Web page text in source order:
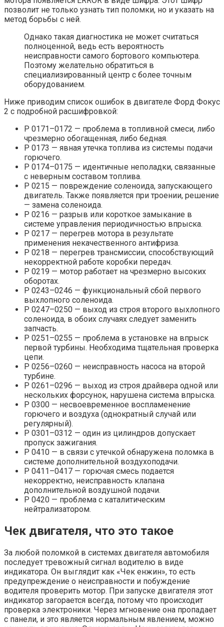
позволит не только узнать тип поломки, но и указать на
метод борьбы с ней.
Однако такая диагностика не может считаться
полноценной, ведь есть вероятность
неисправности самого бортового компьютера.
Поэтому желательно обратиться в
специализированный центр с более точным
оборудованием.
Ниже приводим список ошибок в двигателе Форд Фокус
2 с подробной расшифровкой:
Р 0171–0172 — проблема в топливной смеси, либо
чрезмерно обогащенная, либо бедная.
Р 0173 — явная утечка топлива из системы подачи
горючего.
Р 0174–0175 — идентичные неполадки, связанные
с неверным составом топлива.
Р 0215 — повреждение соленоида, запускающего
двигатель. Также появляется при троении, решение
— замена соленоида.
Р 0216 — разрыв или короткое замыкание в
системе управления периодичностью впрыска.
Р 0217 — перегрев мотора в результате
применения некачественного антифриза.
Р 0218 — перегрев трансмиссии, способствующий
некорректной работе коробки передач.
Р 0219 — мотор работает на чрезмерно высоких
оборотах.
Р 0243–0246 — функциональный сбой первого
выхлопного соленоида.
Р 0247–0250 — выход из строя второго выхлопного
соленоида, в обоих случаях следует заменить
запчасть.
Р 0251–0255 — проблема в установке на впрыск
первой турбины. Необходима тщательная проверка
цепи.
Р 0256–0260 — неисправность насоса на второй
турбине.
Р 0261–0296 — выход из строя драйвера одной или
нескольких форсунок, нарушена система впрыска.
Р 0300 — несвоевременное воспламенение
горючего и воздуха (однократный случай или
регулярный).
Р 0301–0312 — один из цилиндров допускает
пропуск зажигания.
Р 0410 — в связи с утечкой обнаружена поломка в
системе дополнительной воздухоподачи.
Р 0411–0417 — горючая смесь подается
некорректно, неисправность клапана
дополнительной воздушной подачи.
Р 0420 — проблема с каталитическим
нейтрализатором.
Чек двигателя, что это такое
За любой поломкой в системах двигателя автомобиля
последует тревожный сигнал водителю в виде
индикатора. Он выглядит как «Чек енжин», то есть
предупреждение о неисправности и побуждение
водителя проверить мотор. При запуске двигателя этот
индикатор загорается всегда, потому что происходит
проверка электроники. Через мгновение она пропадает
с панели, и это является нормальным явлением, можно